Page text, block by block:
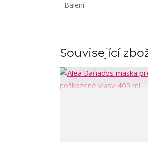
Balení
Související